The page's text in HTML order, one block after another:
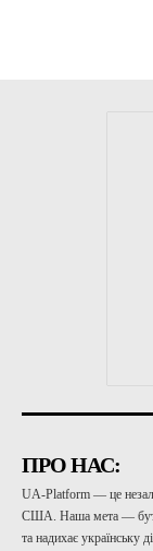
ПРО НАС:
UA-Platform — це
США. Наша мета — бути
та надихає українську